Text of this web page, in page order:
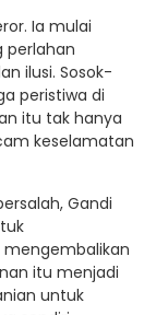
Ia mulai
perlahan
ilusi. Sosok-
peristiwa di
itu tak hanya
keselamatan
Gandi
itu menjadi
untuk